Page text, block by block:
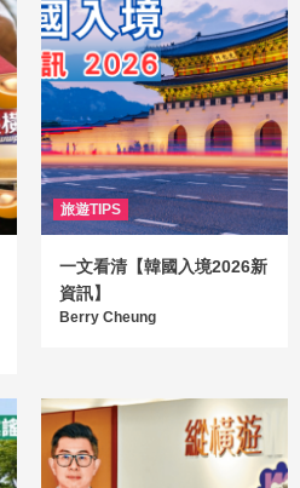
旅遊TIPS
一文看清【韓國入境2026新
資訊】
Berry Cheung